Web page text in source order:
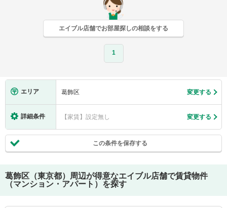
エイブル店舗でお部屋探しの相談をする
1
エリア 葛飾区 変更する
詳細条件 【家賃】設定無し 変更する
この条件を保存する
葛飾区（東京都）
周辺が得意なエイブル店舗で賃貸物件
（マンション・アパート）を探す